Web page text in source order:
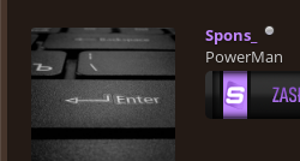
Spons_
PowerMan